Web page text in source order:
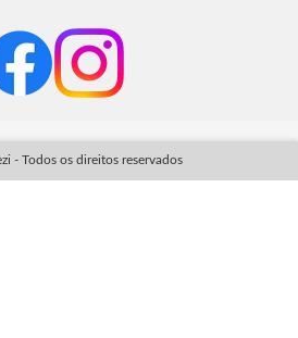
- Todos os direitos reservados